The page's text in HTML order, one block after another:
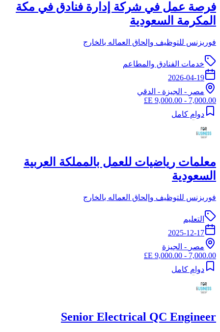
فرصة عمل في شركة إدارة فنادق في مكة
المكرمة السعودية
فوربزنس للتوظيف وإلحاق العماله بالخارج
خدمات الفنادق والمطاعم
2026-04-19
مصر - الجيزة - الدقي
7,000.00 - 9,000.00 E£
دوام كامل
معلمات رياضيات للعمل بالمملكة العربية
السعودية
فوربزنس للتوظيف وإلحاق العماله بالخارج
التعليم
2025-12-17
مصر - الجيزة
7,000.00 - 9,000.00 E£
دوام كامل
Senior Electrical QC Engineer